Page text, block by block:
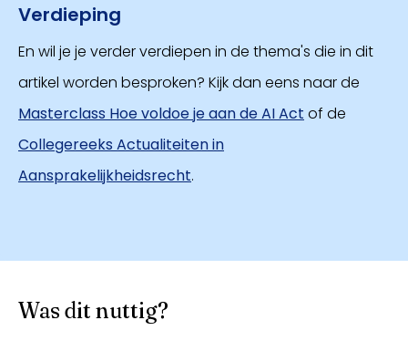
Verdieping
En wil je je verder verdiepen in de thema's die in dit
artikel worden besproken? Kijk dan eens naar de
Masterclass Hoe voldoe je aan de AI Act of de
Collegereeks Actualiteiten in
Aansprakelijkheidsrecht.
Was dit nuttig?